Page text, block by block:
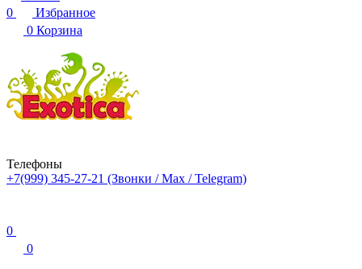
0
Избранное
0 Корзина
Телефоны
+7(999) 345-27-21 (Звонки / Max / Telegram)
0
0